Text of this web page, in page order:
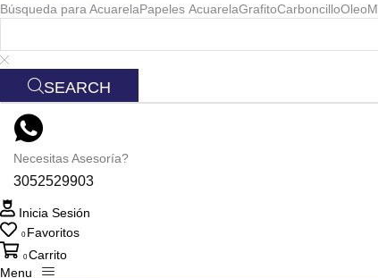
Búsqueda para AcuarelaPapeles AcuarelaGrafitoCarboncilloOleo
SEARCH
Necesitas Asesoría?
3052529903
Inicia Sesión
0 Favoritos
0Carrito
Menu